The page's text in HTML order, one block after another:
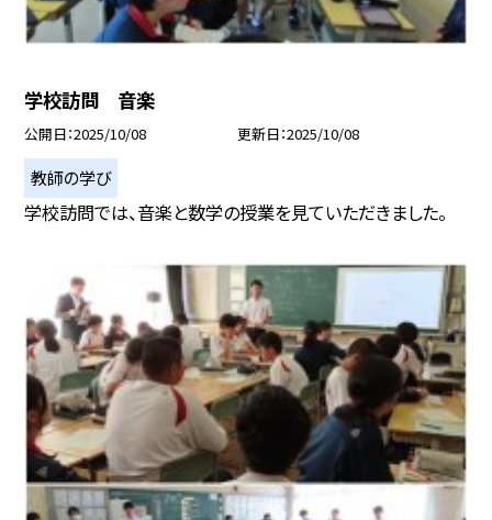
学校訪問 音楽
公開日 2025/10/08 更新日 2025/10/08
教師の学び
学校訪問では、音楽と数学の授業を見ていただきました。